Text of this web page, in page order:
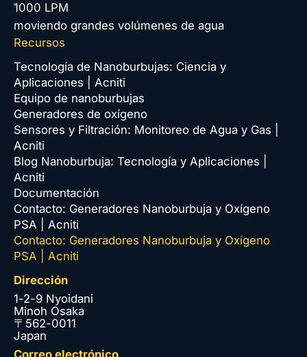
RF400RP
1000 LPM
moviendo grandes volúmenes de agua
Recursos
Tecnología de Nanoburbujas: Ciencia y
Aplicaciones | Acniti
Equipo de nanoburbujas
Generadores de oxígeno
Sensores y Filtración: Monitoreo de Agua y Gas |
Acniti
Blog Nanoburbuja: Tecnología y Aplicaciones |
Acniti
Documentación
Contacto: Generadores Nanoburbuja y Oxígeno
PSA | Acniti
Contacto: Generadores Nanoburbuja y Oxígeno
PSA | Acniti
Dirección
1-2-9 Nyoidani
Minoh Osaka
〒562-0011
Japan